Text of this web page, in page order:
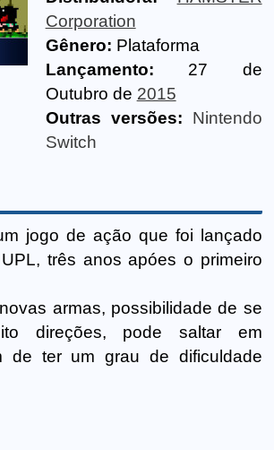
Corporation
Gênero: Plataforma
Lançamento: 27 de
Outubro de 2015
Outras versões:
Nintendo
Switch
jogo de ação que foi lançado
três anos apóes o primeiro
armas, possibilidade de se
direções, pode saltar em
de ter um grau de dificuldade